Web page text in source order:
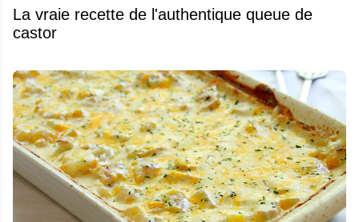
La vraie recette de l'authentique queue de
castor